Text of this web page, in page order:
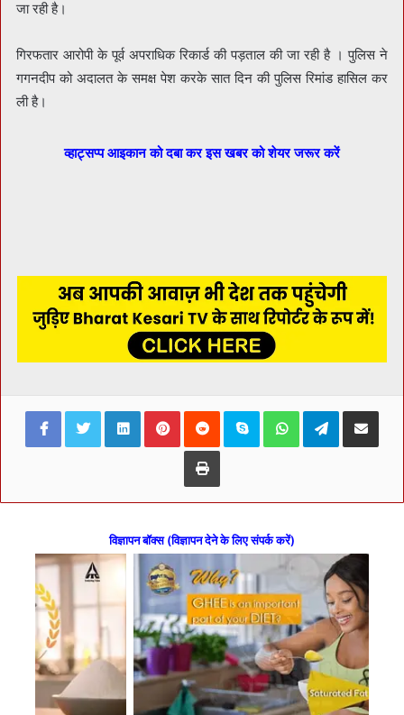
जा रही है।
गिरफतार आरोपी के पूर्व अपराधिक रिकार्ड की पड़ताल की जा रही है । पुलिस ने
गगनदीप को अदालत के समक्ष पेश करके सात दिन की पुलिस रिमांड हासिल कर
ली है।
व्हाट्सप्प आइकान को दबा कर इस खबर को शेयर जरूर करें
FacebookTwitterLinkedInPinterestReddit Skype WhatsAppTelegramShare via
Print
विज्ञापन बॉक्स (विज्ञापन देने के लिए संपर्क करें)